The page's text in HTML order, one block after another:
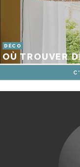
DÉCO
OÙ TROUVER